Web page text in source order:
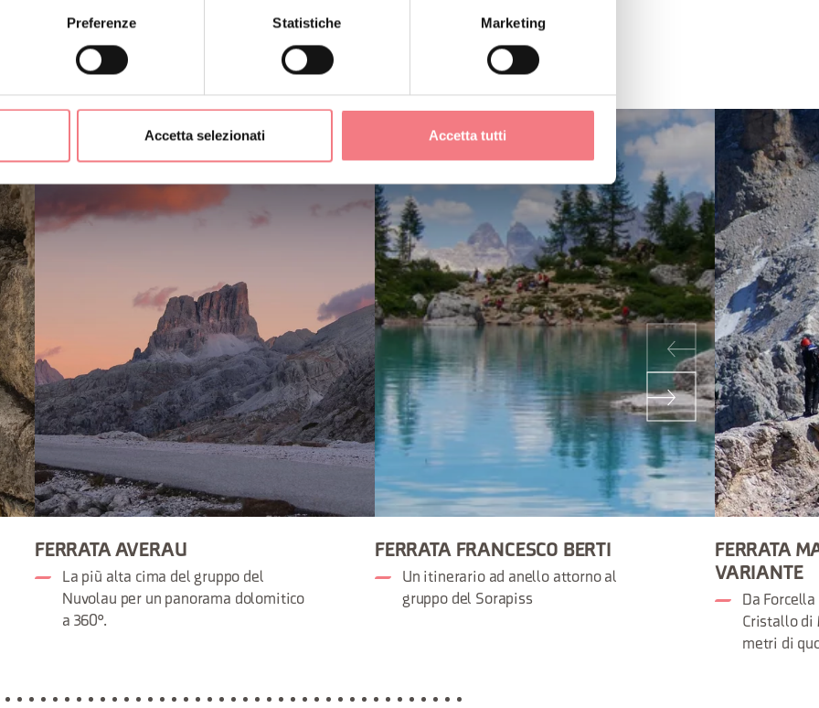
Preferenze Statistiche Marketing
Accetta selezionati Accetta tutti
ANCHE
FERRATA AVERAU
La più alta cima del gruppo del
Nuvolau per un panorama dolomitico
a 360°.
FERRATA FRANCESCO BERTI
Un itinerario ad anello attorno al
gruppo del Sorapiss
FERRATA
VARIANTE
Da
Cristallo di
metri di